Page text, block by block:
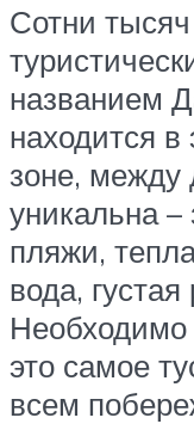
Сотни
названием
находится в
зоне, между
уникальна
пляжи,
вода,
Необходимо
это самое
всем